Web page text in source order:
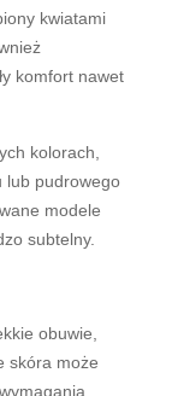
kwiatami
komfort nawet
kolorach,
lub pudrowego
modele
subtelny.
obuwie,
skóra może